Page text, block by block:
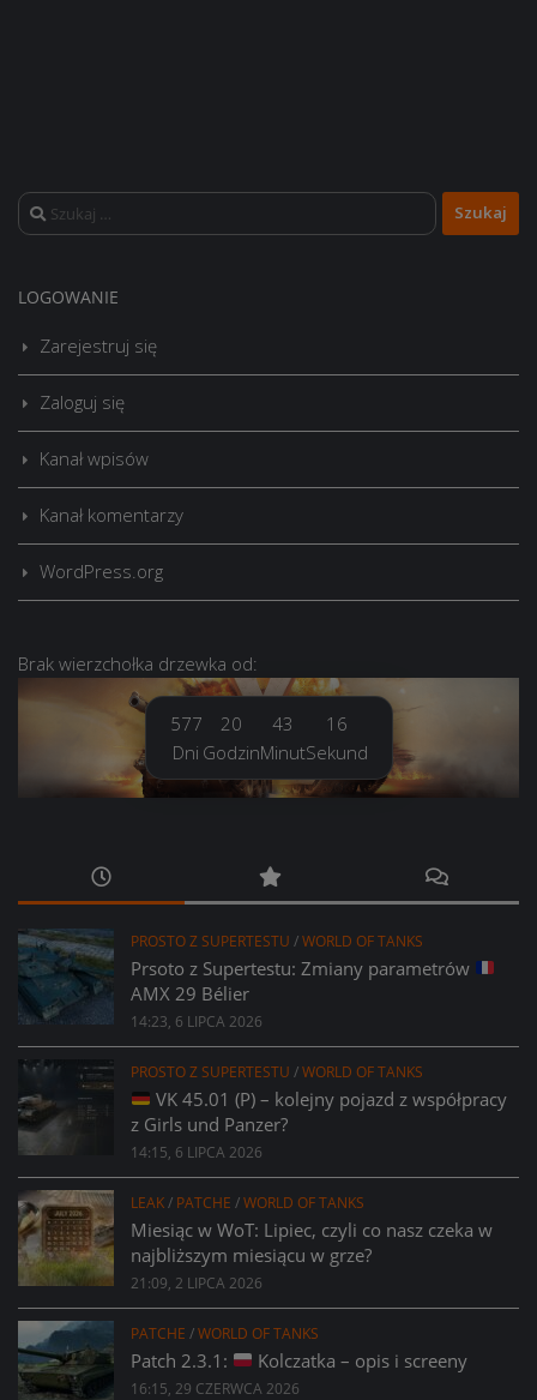
Szukaj:
LOGOWANIE
Zarejestruj się
Zaloguj się
Kanał wpisów
Kanał komentarzy
WordPress.org
Brak wierzchołka drzewka od:
577
Dni
20
Godzin
43
Minut
16
Sekund
PROSTO Z SUPERTESTU /WORLD OF TANKS
Prsoto z Supertestu: Zmiany parametrów
AMX 29 Bélier
14:23, 6 LIPCA 2026
PROSTO Z SUPERTESTU /WORLD OF TANKS
VK 45.01 (P) – kolejny pojazd z współpracy
z Girls und Panzer?
14:15, 6 LIPCA 2026
LEAK/ PATCHE /WORLD OF TANKS
Miesiąc w WoT: Lipiec, czyli co nasz czeka w
najbliższym miesiącu w grze?
21:09, 2 LIPCA 2026
PATCHE /WORLD OF TANKS
Patch 2.3.1: Kolczatka – opis i screeny
16:15, 29 CZERWCA 2026